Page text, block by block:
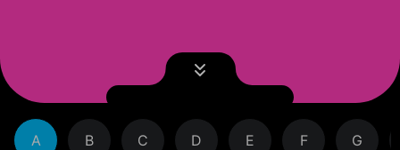
A B C D E F G